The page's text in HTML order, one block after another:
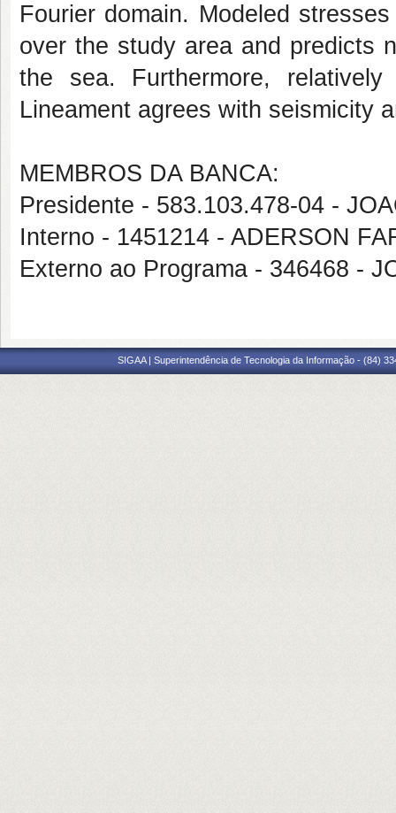
Fourier domain. Modeled
over the study area and predicts
the sea. Furthermore,
Lineament agrees with seismicity
MEMBROS DA BANCA:
Presidente - 583.103.478-04 -
Interno - 1451214 - ADERSON
Externo ao Programa - 346468 -
SIGAA | Superintendência de Tecnologia da Informação - (84)